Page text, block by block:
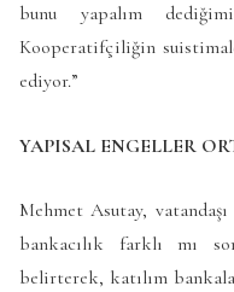
bunu yapalım
Kooperatifçiliğin
ediyor.”
YAPISAL ENGELLER
Mehmet Asutay,
bankacılık farklı mı
belirterek, katılım